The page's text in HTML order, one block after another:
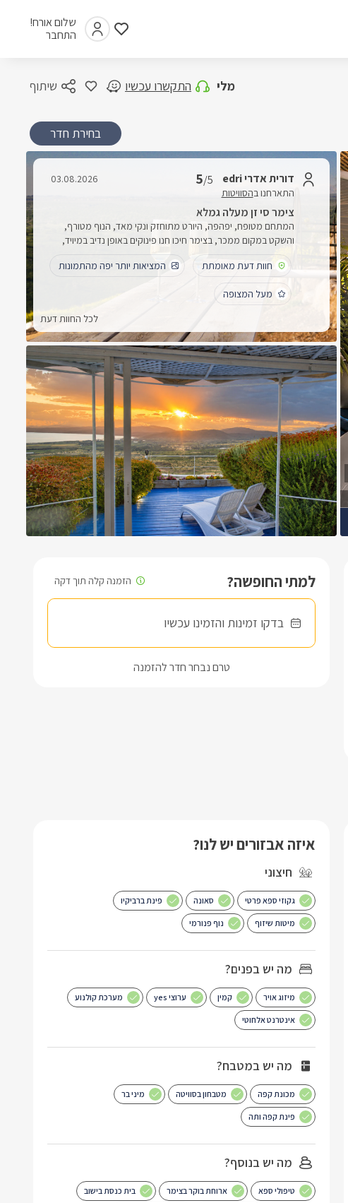
שלום אורח!
התחבר
שיתוף מלי התקשרו עכשיו
בחירת חדר
דורית אדרי edri 5/5
התארחנו בהסוויטות
03.08.2026
צימר סי זן מעלה גמלא
המתחם מטופח, יפהפה, היורט מתוחזק ונקי מאד, הנוף מטורף,
והשקט במקום ממכר, בצימר חיכו חנו פינוקים באופן נדיב במיויד,
בקבוק יין, חטיפים, בקבוקי שתיה קלה וחלב. היו אקסטרא של מגבות
ובכלל הנדיבותשל בעלת המקום מורגשת , אהבנו וחזרנו כבר בפעם
השלישית
חוות דעת מאומתת המציאות יותר יפה מהתמונות
מעל המצופה
לכל החוות דעת
למתי החופשה?
בדקו זמינות והזמינו עכשיו
טרם נבחר חדר להזמנה
איזה אבזורים יש לנו?
חיצוני
גקוזי ספא פרטי סאונה פינת ברביקיו
מיטות שיזוף נוף פנורמי
מה יש בפנים?
מיזוג אויר קמין ערוצי yes מערכת קולנוע
אינטרנט אלחוטי
מה יש במטבח?
מכונת קפה מטבחון בסוויטה מיני בר
פינת קפה ותה
מה יש בנוסף?
טיפולי ספא ארוחת בוקר בצימר בית כנסת בישוב